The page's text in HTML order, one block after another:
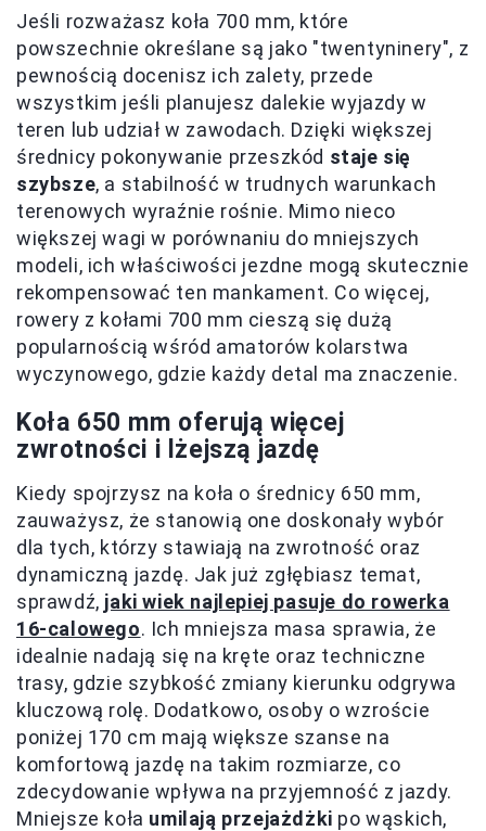
Jeśli rozważasz koła 700 mm, które
powszechnie określane są jako "twentyninery", z
pewnością docenisz ich zalety, przede
wszystkim jeśli planujesz dalekie wyjazdy w
teren lub udział w zawodach. Dzięki większej
średnicy pokonywanie przeszkód staje się
szybsze, a stabilność w trudnych warunkach
terenowych wyraźnie rośnie. Mimo nieco
większej wagi w porównaniu do mniejszych
modeli, ich właściwości jezdne mogą skutecznie
rekompensować ten mankament. Co więcej,
rowery z kołami 700 mm cieszą się dużą
popularnością wśród amatorów kolarstwa
wyczynowego, gdzie każdy detal ma znaczenie.
Koła 650 mm oferują więcej
zwrotności i lżejszą jazdę
Kiedy spojrzysz na koła o średnicy 650 mm,
zauważysz, że stanowią one doskonały wybór
dla tych, którzy stawiają na zwrotność oraz
dynamiczną jazdę. Jak już zgłębiasz temat,
sprawdź, jaki wiek najlepiej pasuje do rowerka
16-calowego. Ich mniejsza masa sprawia, że
idealnie nadają się na kręte oraz techniczne
trasy, gdzie szybkość zmiany kierunku odgrywa
kluczową rolę. Dodatkowo, osoby o wzroście
poniżej 170 cm mają większe szanse na
komfortową jazdę na takim rozmiarze, co
zdecydowanie wpływa na przyjemność z jazdy.
Mniejsze koła umilają przejażdżki po wąskich,